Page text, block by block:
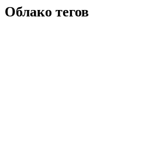
Облако тегов